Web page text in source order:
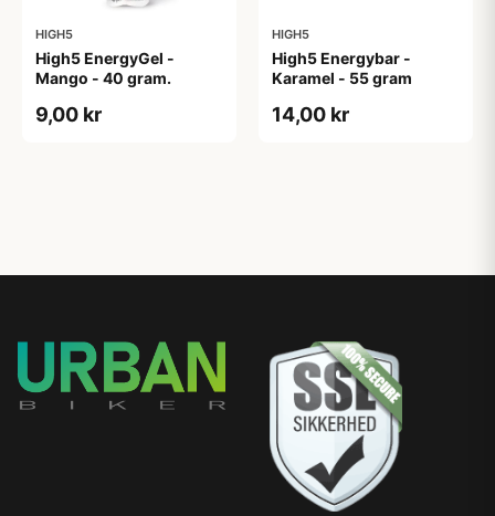
HIGH5
High5 EnergyGel -
Mango - 40 gram.
9,00 kr
HIGH5
High5 Energybar -
Karamel - 55 gram
14,00 kr